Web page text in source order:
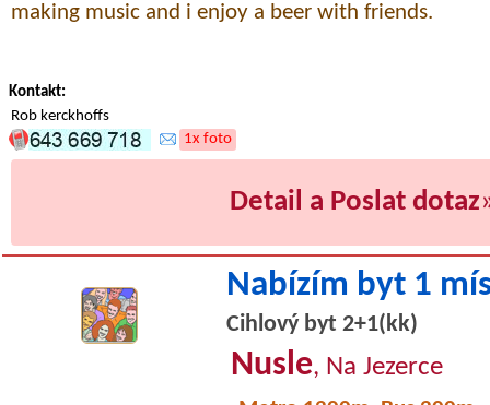
making music and i enjoy a beer with friends.
Kontakt:
Rob kerckhoffs
1x foto
Detail a Poslat dotaz
Nabízím byt 1
Cihlový byt 2+1(kk)
Nusle, Na Jezerce